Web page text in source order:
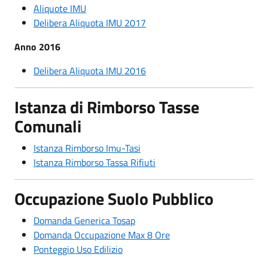
Aliquote IMU
Delibera Aliquota IMU 2017
Anno 2016
Delibera Aliquota IMU 2016
Istanza di Rimborso Tasse
Comunali
Istanza Rimborso Imu-Tasi
Istanza Rimborso Tassa Rifiuti
Occupazione Suolo Pubblico
Domanda Generica Tosap
Domanda Occupazione Max 8 Ore
Ponteggio Uso Edilizio